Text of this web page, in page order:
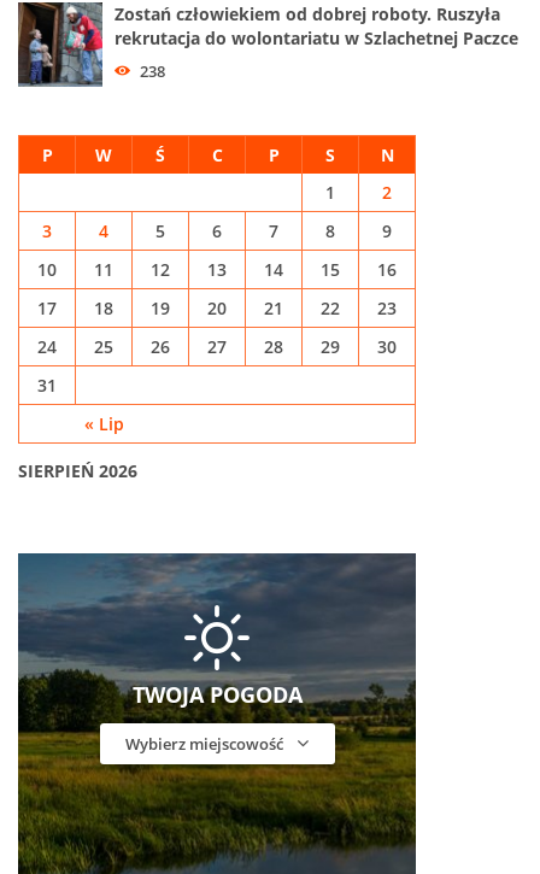
Zostań człowiekiem od dobrej roboty. Ruszyła
rekrutacja do wolontariatu w Szlachetnej Paczce
238
SIERPIEŃ 2026
P W Ś C P S N
« Lip
1
2
3
4 5 6 7 8
9
10
11 12 13 14 15
16
17
18 19 20 21 22
23
24
25 26 27 28 29
30
31
TWOJA POGODA
Wybierz miejscowość